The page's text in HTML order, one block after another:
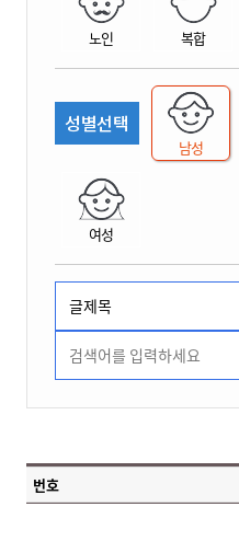
노인 복합
성별선택
남성
여성
번호